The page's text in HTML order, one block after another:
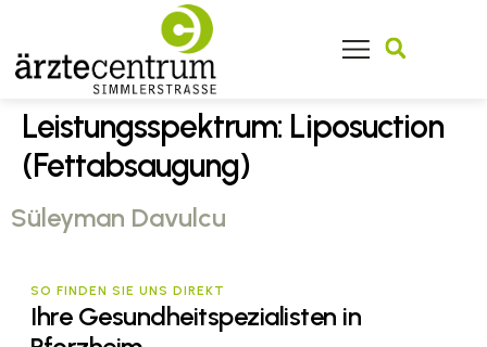
Leistungsspektrum: Liposuction
(Fettabsaugung)
Süleyman Davulcu
SO FINDEN SIE UNS DIREKT
Ihre Gesundheitspezialisten in